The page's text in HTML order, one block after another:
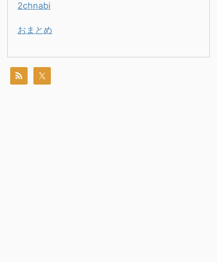
2chnabi
おまとめ